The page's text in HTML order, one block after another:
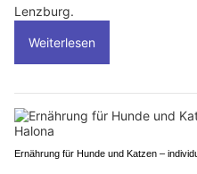
Lenzburg.
Weiterlesen
Ernährung für Hunde und Katzen –